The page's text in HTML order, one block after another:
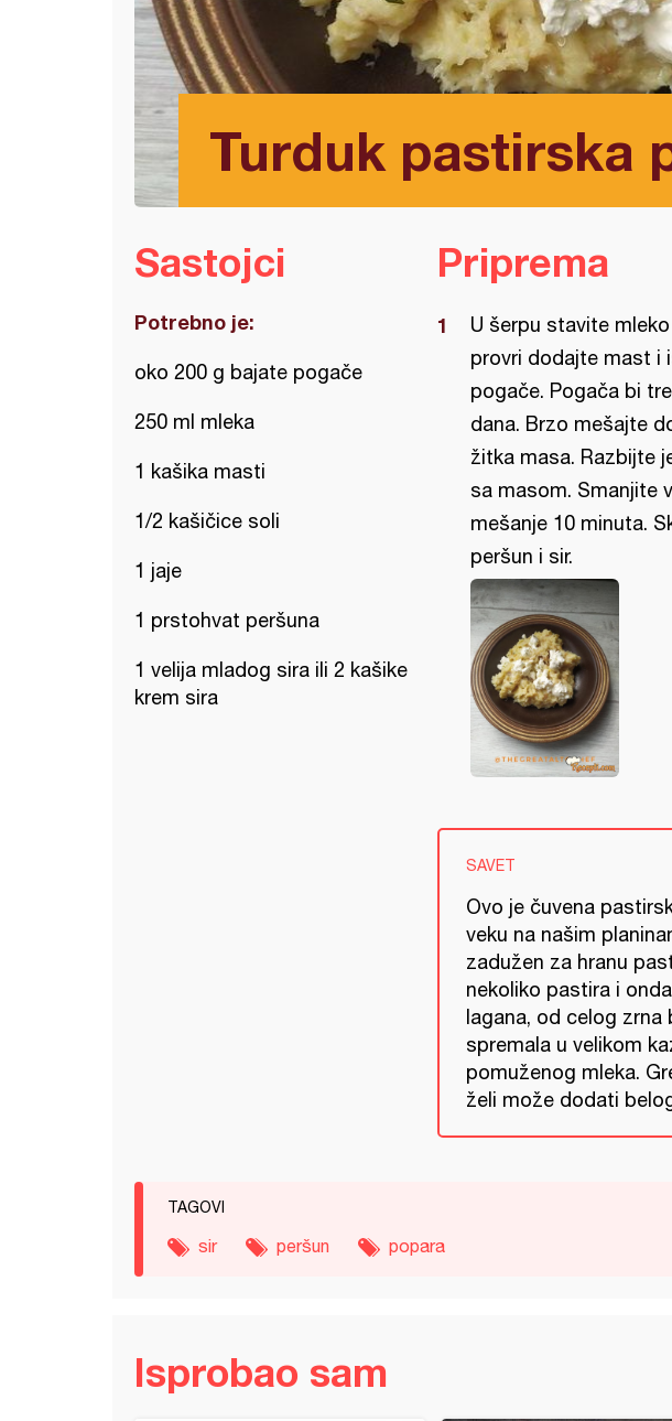
Turduk pastirska
Sastojci
Potrebno je:
oko 200 g bajate pogače
250 ml mleka
1 kašika masti
1/2 kašičice soli
1 jaje
1 prstohvat peršuna
1 velija mladog sira ili 2 kašike
krem sira
Priprema
U šerpu stavite
provri dodajte mast i
pogače. Pogača bi
dana. Brzo mešajte
žitka masa. Razbijte
sa masom. Smanjite
mešanje 10 minuta.
peršun i sir.
SAVET
Ovo je čuvena
veku na našim
zadužen za hranu
nekoliko pastira i
lagana, od celog
spremala u velikom
pomuženog mleka.
želi može dodati
TAGOVI
sir peršun popara
Isprobao sam